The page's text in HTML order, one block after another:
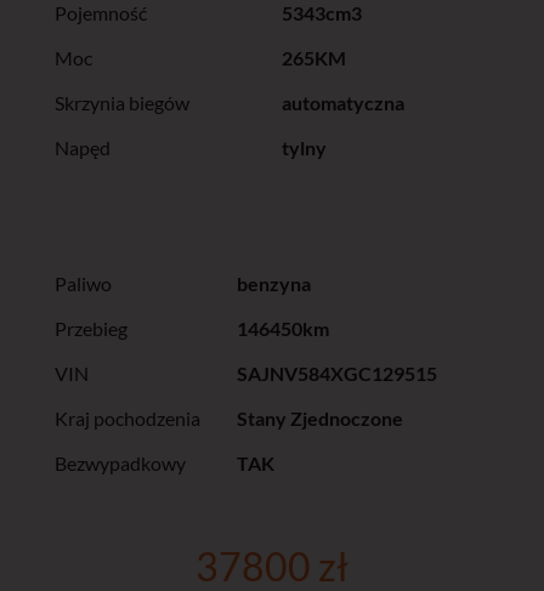
Pojemność
5343cm3
Moc
265KM
Skrzynia biegów
automatyczna
Napęd
tylny
Paliwo
benzyna
Przebieg
146450km
VIN
SAJNV584XGC129515
Kraj pochodzenia
Stany Zjednoczone
Bezwypadkowy
TAK
37800 zł